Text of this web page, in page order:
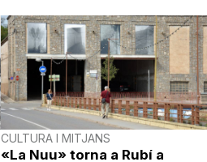
CULTURA I MITJANS
«La Nuu» torna a Rubí a